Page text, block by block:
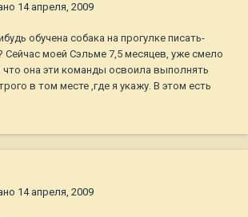
14 апреля, 2009
обучена собака на прогулке писать-
Сейчас моей Сэльме 7,5 месяцев, уже смело
она эти команды освоила выполнять
в том месте ,где я укажу. В этом есть
14 апреля, 2009